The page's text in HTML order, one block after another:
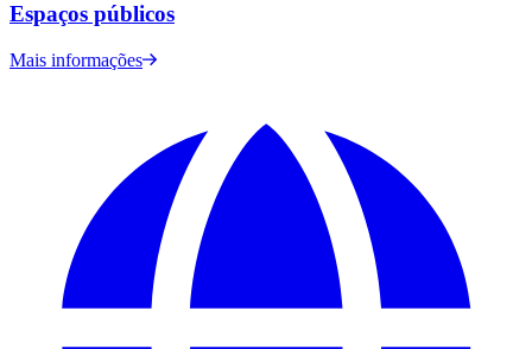
Espaços públicos
Mais informações